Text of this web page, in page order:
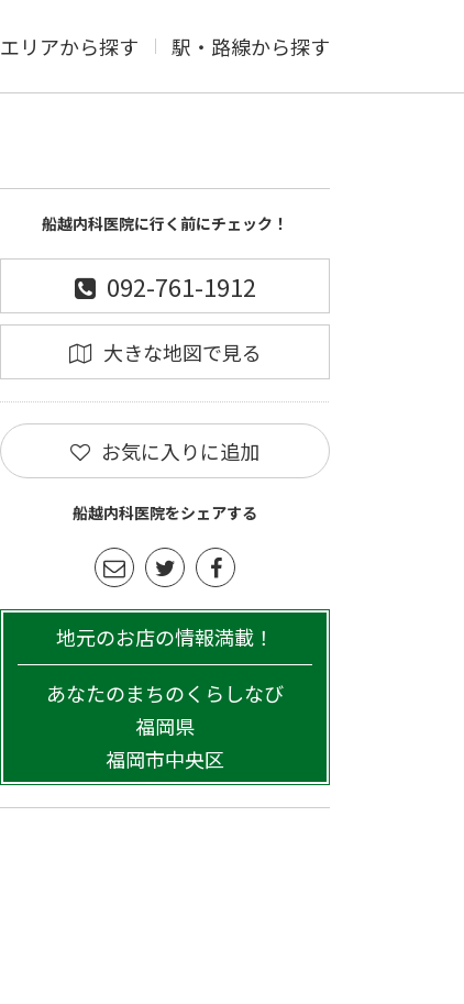
エリアから探す 駅・路線から探す
船越内科医院に行く前にチェック！
092-761-1912
大きな地図で見る
お気に入りに追加
船越内科医院をシェアする
地元のお店の情報満載！
あなたのまちのくらしなび
福岡県
福岡市中央区